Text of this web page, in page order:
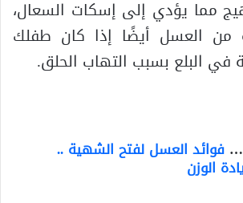
مما يؤدي إلى إسكات السعال،
من العسل أيضًا إذا كان طفلك
البلع بسبب التهاب الحلق.
… فوائد العسل لفتح الشهية ..
الوزن